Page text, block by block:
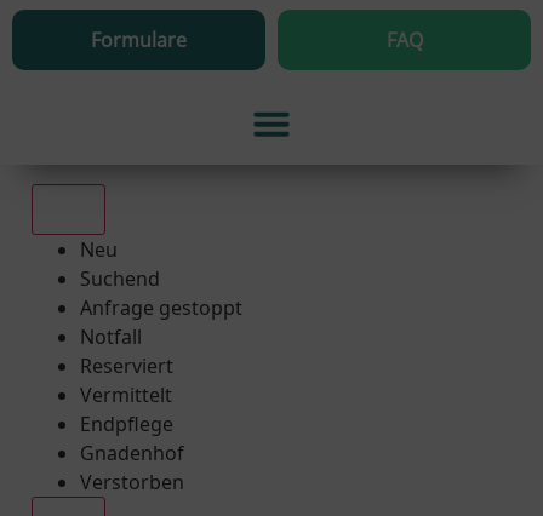
Formulare FAQ
Neu
Suchend
Anfrage gestoppt
Notfall
Reserviert
Vermittelt
Endpflege
Gnadenhof
Verstorben